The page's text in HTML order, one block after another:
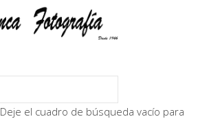
Deje el cuadro de búsqueda vacío para